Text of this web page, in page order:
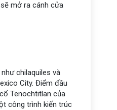
mở ra cánh cửa
chilaquiles và
City. Điểm đầu
Tenochtitlan của
công trình kiến trúc